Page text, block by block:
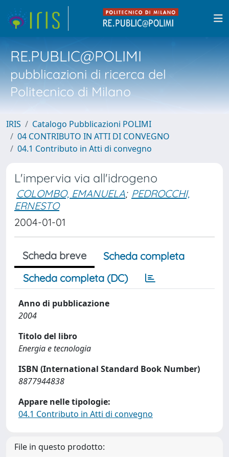
RE.PUBLIC@POLIMI
pubblicazioni di ricerca del
Politecnico di Milano
IRIS
Catalogo Pubblicazioni POLIMI
04 CONTRIBUTO IN ATTI DI CONVEGNO
04.1 Contributo in Atti di convegno
L'impervia via all'idrogeno
COLOMBO, EMANUELA; PEDROCCHI,
ERNESTO
2004-01-01
Scheda breve
Scheda completa
Scheda completa (DC)
Anno di pubblicazione
2004
Titolo del libro
Energia e tecnologia
ISBN (International Standard Book Number)
8877944838
Appare nelle tipologie:
04.1 Contributo in Atti di convegno
File in questo prodotto: